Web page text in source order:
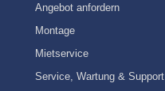
Angebot anfordern
Montage
Mietservice
Service, Wartung & Support